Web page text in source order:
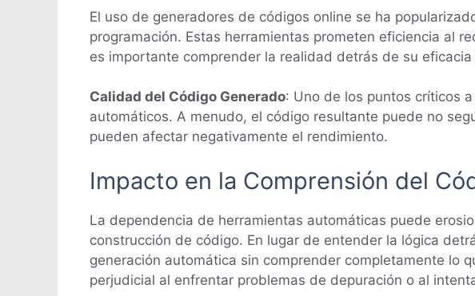
El uso de generadores de códigos online se ha
programación. Estas herramientas prometen eficiencia al
es importante comprender la realidad detrás de su
Calidad del Código Generado: Uno de los puntos críticos
automáticos. A menudo, el código resultante puede no
pueden afectar negativamente el rendimiento.
Impacto en la Comprensión del
La dependencia de herramientas automáticas puede
construcción de código. En lugar de entender la lógica
generación automática sin comprender completamente lo
perjudicial al enfrentar problemas de depuración o al